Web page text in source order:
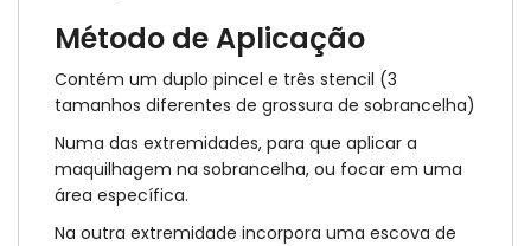
Método de Aplicação
Contém um duplo pincel e três stencil (3
tamanhos diferentes de grossura de sobrancelha)
Numa das extremidades, para que aplicar a
maquilhagem na sobrancelha, ou focar em uma
área específica.
Na outra extremidade incorpora uma escova de